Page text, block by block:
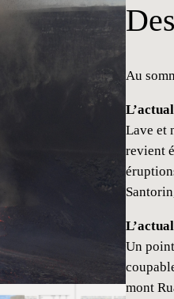
i
t
d
k
ī
p
u
k
#
9
Au
Lave et
revient
Un
mont